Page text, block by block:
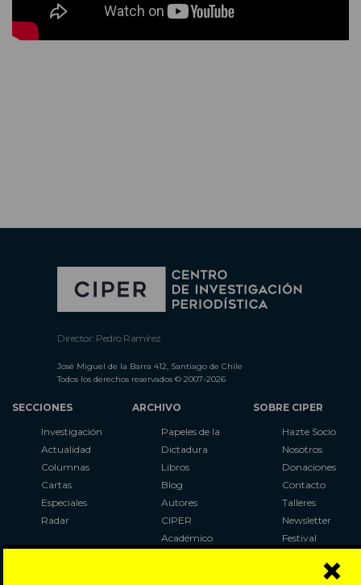
×
Director: Pedro Ramírez
José Miguel de la Barra 412, Santiago de Chile
Todos los derechos reservados © 2007-2026
SECCIONES
Investigación
Actualidad
Columnas
Cartas
Especiales
Radar
ARCHIVO
Papeles de la
Dictadura
Libros
Blog
Autores
CIPER
Académico
SOBRE CIPER
Hazte Socio
Nosotros
Donaciones
Contacto
Talleres
Newsletter
Festival